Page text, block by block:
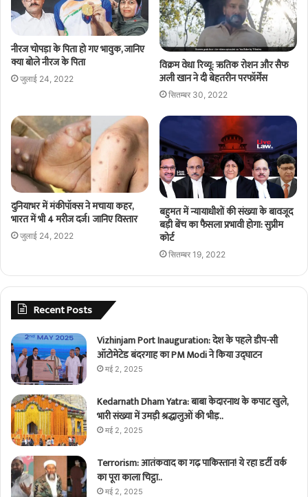
नीरज चोपड़ा के पिता हो गए भावुक, जानिए
क्या बोले नीरज के पिता
जुलाई 24, 2022
विक्रम वेधा रिव्यू: ऋतिक रोशन और सैफ
अली खान ने दी बेहतरीन परफॉर्मेंस
सितम्बर 30, 2022
दुनियाभर में मंकीपॉक्स ने मचाया कहर,
भारत में भी 4 मरीज दर्ज। जानिए विस्तार
जुलाई 24, 2022
बहुमत में न्यायाधीशों की संख्या के बावजूद
बड़ी बेंच का फैसला प्रभावी होगा: सुप्रीम
कोर्ट
सितम्बर 19, 2022
Recent Posts
Vizhinjam Port Inauguration: देश के पहले डीप-सी
ऑटोमेटेड बंदरगाह का PM Modi ने किया उद्घाटन
मई 2, 2025
Kedarnath Dham Yatra: बाबा केदारनाथ के कपाट खुले,
भारी संख्या में उमड़ी श्रद्धालुओं की भीड़..
मई 2, 2025
Terrorism: आतंकवाद का गढ़ पाकिस्तान! ये रहा डर्टी वर्क
का पूरा काला चिट्ठा..
मई 2, 2025